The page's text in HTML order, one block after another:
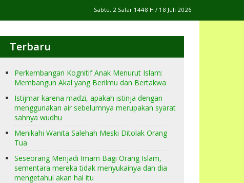
Sabtu, 2 Safar 1448 H / 18 Juli 2026
Terbaru
Perkembangan Kognitif Anak Menurut Islam:
Membangun Akal yang Berilmu dan Bertakwa
Istijmar karena madzi, apakah istinja dengan
menggunakan air sebelumnya merupakan syarat
sahnya wudhu
Menikahi Wanita Salehah Meski Ditolak Orang
Tua
Seseorang Menjadi Imam Bagi Orang Islam,
sementara mereka tidak menyukainya dan dia
mengetahui akan hal itu